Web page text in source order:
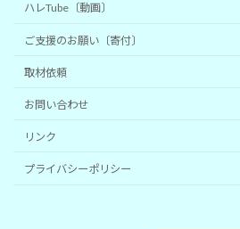
ハレTube〔動画〕
ご支援のお願い〔寄付〕
取材依頼
お問い合わせ
リンク
プライバシーポリシー